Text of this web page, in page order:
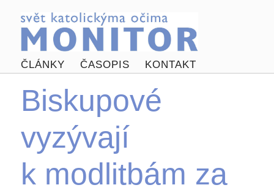
ČLÁNKY ČASOPIS KONTAKT
Biskupové
vyzývají
k modlitbám za